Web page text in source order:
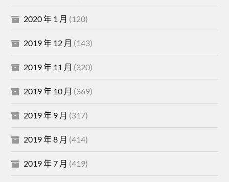
2020 年 1 月 (120)
2019 年 12 月 (143)
2019 年 11 月 (320)
2019 年 10 月 (369)
2019 年 9 月 (317)
2019 年 8 月 (414)
2019 年 7 月 (419)